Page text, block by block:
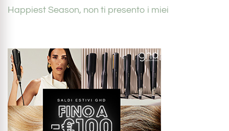
Happiest Season, non ti presento i miei